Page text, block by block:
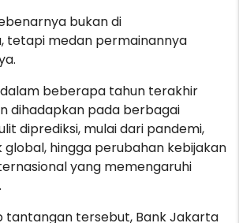
bukan di
tetapi medan permainannya
dalam beberapa tahun terakhir
dihadapkan pada berbagai
diprediksi, mulai dari pandemi,
global, hingga perubahan kebijakan
yang memengaruhi
tantangan tersebut, Bank Jakarta